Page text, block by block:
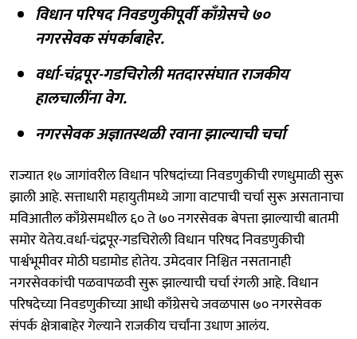
विधान परिषद निवडणुकीपूर्वी काँग्रेसचे ७०
नगरसेवक संपर्काबाहेर.
वर्धा-चंद्रपूर-गडचिरोली मतदारसंघात राजकीय
हालचालींना वेग.
नगरसेवक अज्ञातस्थळी रवाना झाल्याची चर्चा
राज्यात १७ जागांवरील विधान परिषदांच्या निवडणुकीची रणधुमाळी सुरू
झाली आहे. सत्ताधारी महायुतीमध्ये जागा वाटपाची चर्चा सुरू असतानाचा
मविआतील काँग्रेसमधील ६० ते ७० नगरसेवक बेपत्ता झाल्याची बातमी
समोर येतेय.वर्धा-चंद्रपूर-गडचिरोली विधान परिषद निवडणुकीची
पार्श्वभूमीवर मोठी घडामोड होतेय. उमेदवार निश्चित नसतानाही
नगरसेवकांची पळवापळवी सुरू झाल्याची चर्चा रंगली आहे. विधान
परिषदेच्या निवडणुकीच्या आधी काँग्रेसचे जवळपास ७० नगरसेवक
संपर्क क्षेत्राबाहेर गेल्याने राजकीय चर्चांना उधाण आलंय.